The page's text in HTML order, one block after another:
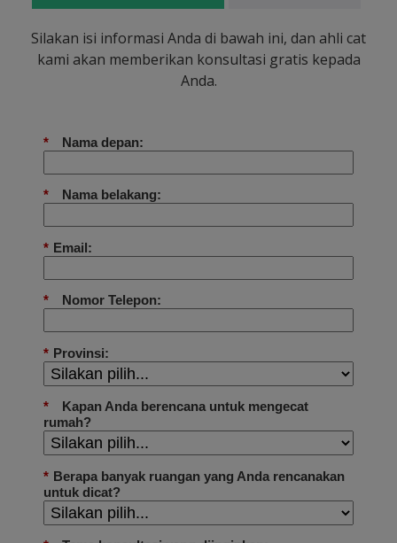
Silakan isi informasi Anda di bawah ini, dan ahli cat
kami akan memberikan konsultasi gratis kepada
Anda.